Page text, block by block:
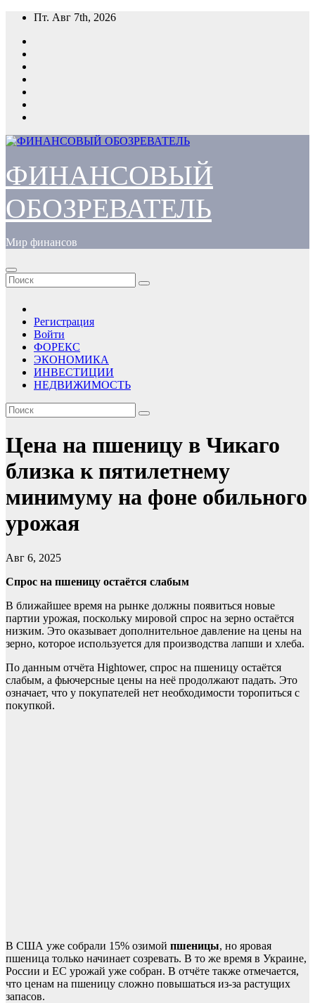
Перейти
содержимому
Пт. Авг 7th, 2026
ФИНАНСОВЫЙ
ОБОЗРЕВАТЕЛЬ
Мир финансов
Регистрация
Войти
ФОРЕКС
ЭКОНОМИКА
ИНВЕСТИЦИИ
НЕДВИЖИМОСТЬ
Цена на пшеницу в Чикаго
близка к пятилетнему
минимуму на фоне обильного
урожая
Авг 6, 2025
Спрос на пшеницу остаётся слабым
В ближайшее время на рынке должны появиться новые
партии урожая, поскольку мировой спрос на зерно остаётся
низким. Это оказывает дополнительное давление на цены на
зерно, которое используется для производства лапши и хлеба.
По данным отчёта Hightower, спрос на пшеницу остаётся
слабым, а фьючерсные цены на неё продолжают падать. Это
означает, что у покупателей нет необходимости торопиться с
покупкой.
В США уже собрали 15% озимой пшеницы, но яровая
пшеница только начинает созревать. В то же время в Украине,
России и ЕС урожай уже собран. В отчёте также отмечается,
что ценам на пшеницу сложно повышаться из-за растущих
запасов.